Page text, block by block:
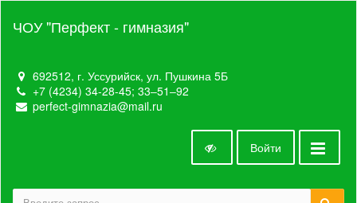
ЧОУ "Перфект - гимназия"
692512, г. Уссурийск, ул. Пушкина 5Б
+7 (4234) 34-28-45; 33‒51‒92
perfect-gimnazia@mail.ru
Войти